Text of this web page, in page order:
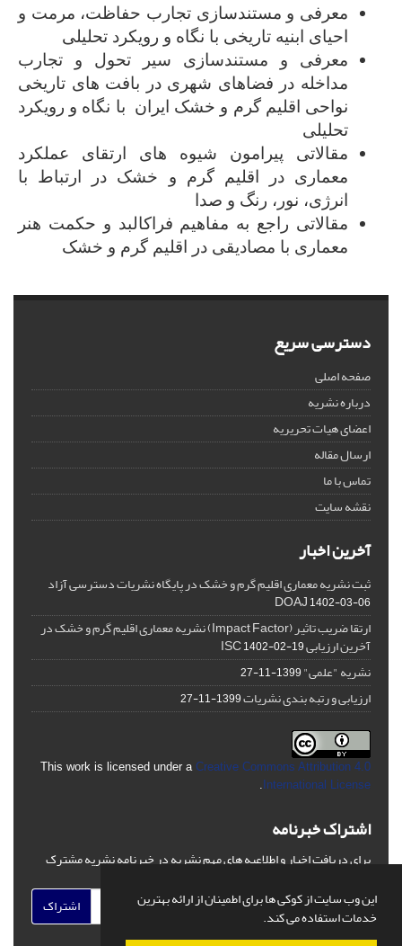
این وب سایت از کوکی ها برای اطمینان از ارائه بهترین
خدمات استفاده می کند.
معرفی و مستندسازی تجارب حفاظت، مرمت و
احیای ابنیه تاریخی با نگاه و رویکرد تحلیلی
معرفی و مستندسازی سیر تحول و تجارب
مداخله در فضاهای شهری در بافت­ های تاریخی
نواحی اقلیم گرم و خشک ایران با نگاه و رویکرد
تحلیلی
مقالاتی پیرامون شیوه ­های ارتقای عملکرد
معماری در اقلیم گرم و خشک در ارتباط با
انرژی، نور، رنگ و صدا
مقالاتی راجع به مفاهیم فراکالبد و حکمت هنر
معماری با مصادیقی در اقلیم گرم و خشک
دسترسی سریع
صفحه اصلی
درباره نشریه
اعضای هیات تحریریه
ارسال مقاله
تماس با ما
نقشه سایت
آخرین اخبار
ثبت نشریه معماری اقلیم گرم و خشک در پایگاه نشریات دسترسی آزاد
DOAJ1402-03-06
ارتقا ضریب تاثیر (Impact Factor) نشریه معماری اقلیم گرم و خشک در
آخرین ارزیابی ISC1402-02-19
نشریه "علمی"1399-11-27
ارزیابی و رتبه بندی نشریات1399-11-27
This work is licensed under a Creative Commons Attribution 4.0
International License
اشتراک خبرنامه
برای دریافت اخبار و اطلاعیه های مهم نشریه در خبرنامه نشریه مشترک
اشتراک